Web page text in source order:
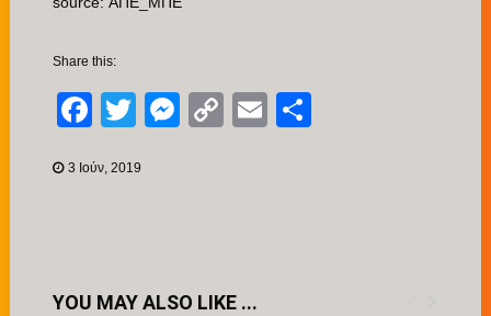
Share this:
Facebook
TwitterMessenger
CopyEmail
3 Ιούν, 2019
YOU MAY ALSO LIKE ...